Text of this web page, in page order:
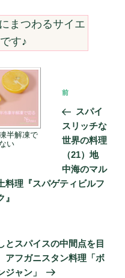
まつわるサイエ
す♪
半解凍で
い
前
の
投
稿
前
スパイ
スリッチな
世界の料理
（21）地
中海のマル
料理『スパゲティビルフ
』
とスパイスの中間点を目
アフガニスタン料理「ボ
ジャン」